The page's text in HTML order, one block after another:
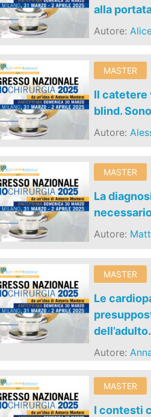
alla
Autore:
MASTER
Il catetere
blind.
Autore:
MASTER
La
Autore:
MASTER
Le
dell’adulto.
Autore:
MASTER
I contesti